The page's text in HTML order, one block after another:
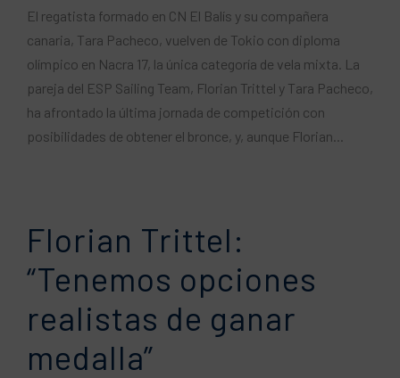
El regatista formado en CN El Balís y su compañera
canaria, Tara Pacheco, vuelven de Tokio con diploma
olímpico en Nacra 17, la única categoría de vela mixta. La
pareja del ESP Sailing Team, Florian Trittel y Tara Pacheco,
ha afrontado la última jornada de competición con
posibilidades de obtener el bronce, y, aunque Florian...
Florian Trittel:
“Tenemos opciones
realistas de ganar
medalla”